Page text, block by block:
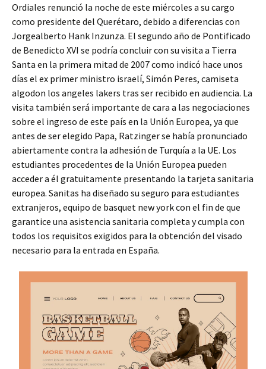
Ordiales renunció la noche de este miércoles a su cargo
como presidente del Querétaro, debido a diferencias con
Jorgealberto Hank Inzunza. El segundo año de Pontificado
de Benedicto XVI se podría concluir con su visita a Tierra
Santa en la primera mitad de 2007 como indicó hace unos
días el ex primer ministro israelí, Simón Peres, camiseta
algodon los angeles lakers tras ser recibido en audiencia. La
visita también será importante de cara a las negociaciones
sobre el ingreso de este país en la Unión Europea, ya que
antes de ser elegido Papa, Ratzinger se había pronunciado
abiertamente contra la adhesión de Turquía a la UE. Los
estudiantes procedentes de la Unión Europea pueden
acceder a él gratuitamente presentando la tarjeta sanitaria
europea. Sanitas ha diseñado su seguro para estudiantes
extranjeros, equipo de basquet new york con el fin de que
garantice una asistencia sanitaria completa y cumpla con
todos los requisitos exigidos para la obtención del visado
necesario para la entrada en España.